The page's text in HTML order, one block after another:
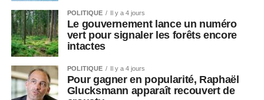
POLITIQUE Il y a 4 jours
Le gouvernement lance un numéro
vert pour signaler les forêts encore
intactes
POLITIQUE Il y a 4 jours
Pour gagner en popularité, Raphaël
Glucksmann apparaît recouvert de